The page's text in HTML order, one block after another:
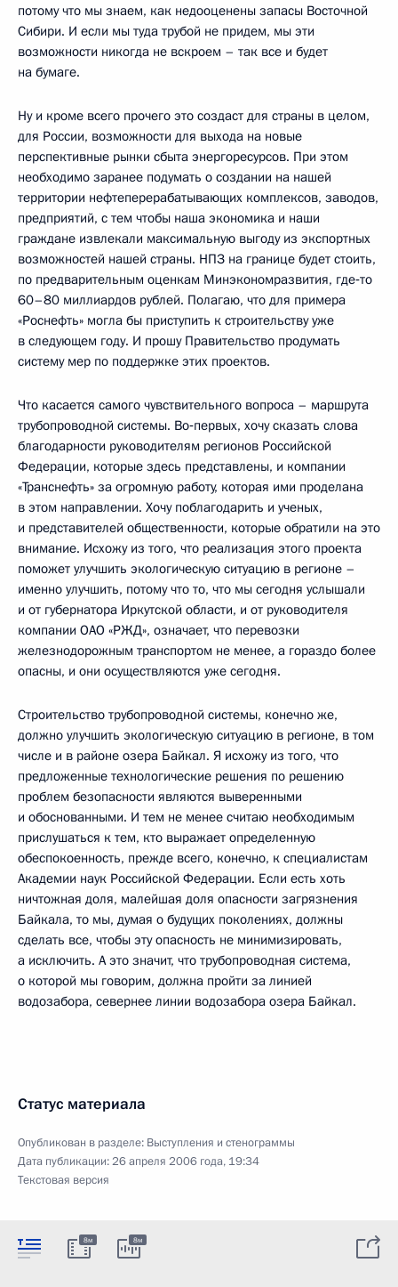
потому что мы знаем, как недооценены запасы Восточной
Сибири. И если мы туда трубой не придем, мы эти
возможности никогда не вскроем – так все и будет
на бумаге.
Ну и кроме всего прочего это создаст для страны в целом,
для России, возможности для выхода на новые
перспективные рынки сбыта энергоресурсов. При этом
необходимо заранее подумать о создании на нашей
территории нефтеперерабатывающих комплексов, заводов,
предприятий, с тем чтобы наша экономика и наши
граждане извлекали максимальную выгоду из экспортных
возможностей нашей страны. НПЗ на границе будет стоить,
по предварительным оценкам Минэкономразвития, где‑то
60–80 миллиардов рублей. Полагаю, что для примера
«Роснефть» могла бы приступить к строительству уже
в следующем году. И прошу Правительство продумать
систему мер по поддержке этих проектов.
Что касается самого чувствительного вопроса – маршрута
трубопроводной системы. Во‑первых, хочу сказать слова
благодарности руководителям регионов Российской
Федерации, которые здесь представлены, и компании
«Транснефть» за огромную работу, которая ими проделана
в этом направлении. Хочу поблагодарить и ученых,
и представителей общественности, которые обратили на это
внимание. Исхожу из того, что реализация этого проекта
поможет улучшить экологическую ситуацию в регионе –
именно улучшить, потому что то, что мы сегодня услышали
и от губернатора Иркутской области, и от руководителя
компании ОАО «РЖД», означает, что перевозки
железнодорожным транспортом не менее, а гораздо более
опасны, и они осуществляются уже сегодня.
Строительство трубопроводной системы, конечно же,
должно улучшить экологическую ситуацию в регионе, в том
числе и в районе озера Байкал. Я исхожу из того, что
предложенные технологические решения по решению
проблем безопасности являются выверенными
и обоснованными. И тем не менее считаю необходимым
прислушаться к тем, кто выражает определенную
обеспокоенность, прежде всего, конечно, к специалистам
Академии наук Российской Федерации. Если есть хоть
ничтожная доля, малейшая доля опасности загрязнения
Байкала, то мы, думая о будущих поколениях, должны
сделать все, чтобы эту опасность не минимизировать,
а исключить. А это значит, что трубопроводная система,
о которой мы говорим, должна пройти за линией
водозабора, севернее линии водозабора озера Байкал.
Статус материала
Опубликован в разделе: Выступления и стенограммы
Дата публикации:26 апреля 2006 года, 19:34
Текстовая версия
8м 8м